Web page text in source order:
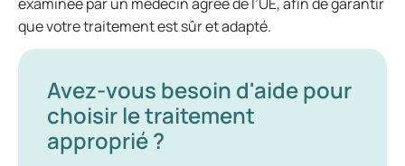
que votre traitement est sûr et adapté.
Avez-vous besoin d'aide pour
choisir le traitement
approprié ?